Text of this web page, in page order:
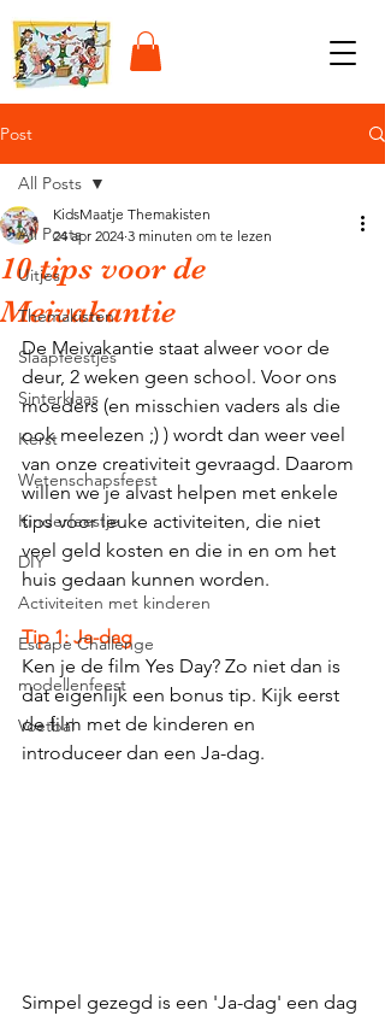
Post
All Posts
Uitjes
Themakisten
Slaapfeestjes
Sinterklaas
Kerst
Wetenschapsfeest
Kinderfeestje
DIY
Activiteiten met kinderen
Escape Challenge
modellenfeest
Voetbal
All Posts
10 tips voor de
Meivakantie
KidsMaatje Themakisten
24 apr 2024 3 minuten om te lezen
De Meivakantie staat alweer voor de
deur, 2 weken geen school. Voor ons
moeders (en misschien vaders als die
ook meelezen ;) ) wordt dan weer veel
van onze creativiteit gevraagd. Daarom
willen we je alvast helpen met enkele
tips voor leuke activiteiten, die niet
veel geld kosten en die in en om het
huis gedaan kunnen worden.
Tip 1: Ja-dag
Ken je de film Yes Day? Zo niet dan is
dat eigenlijk een bonus tip. Kijk eerst
de film met de kinderen en
introduceer dan een Ja-dag.
Simpel gezegd is een 'Ja-dag' een dag